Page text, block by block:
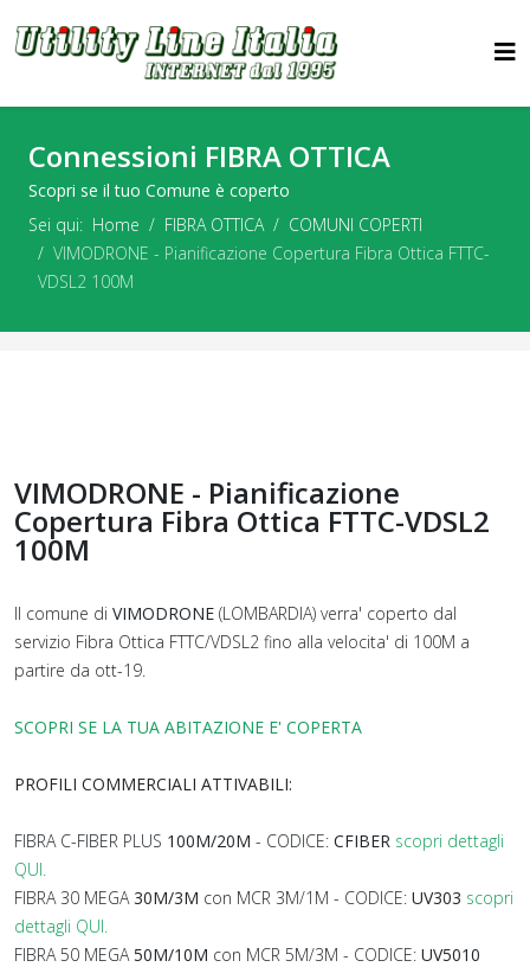
Connessioni FIBRA OTTICA
Scopri se il tuo Comune è coperto
Sei qui: Home FIBRA OTTICA
COMUNI COPERTI
VIMODRONE - Pianificazione Copertura Fibra Ottica FTTC-
VDSL2 100M
VIMODRONE - Pianificazione
Copertura Fibra Ottica FTTC-VDSL2
100M
Il comune di VIMODRONE (LOMBARDIA) verra' coperto dal
servizio Fibra Ottica FTTC/VDSL2 fino alla velocita' di 100M a
partire da ott-19.
SCOPRI SE LA TUA ABITAZIONE E' COPERTA
PROFILI COMMERCIALI ATTIVABILI:
FIBRA C-FIBER PLUS 100M/20M - CODICE: CFIBER scopri dettagli
QUI.
FIBRA 30 MEGA30M/3M con MCR 3M/1M - CODICE: UV303 scopri
dettagli QUI.
FIBRA 50 MEGA50M/10M con MCR 5M/3M - CODICE: UV5010